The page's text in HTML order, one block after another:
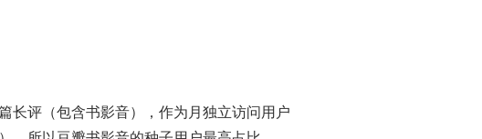
长评（包含书影音），作为月独立访问用户